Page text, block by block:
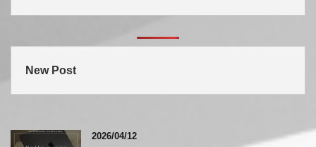
New Post
2026/04/12